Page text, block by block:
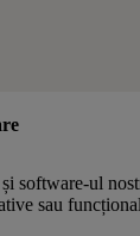
software-ul
sau